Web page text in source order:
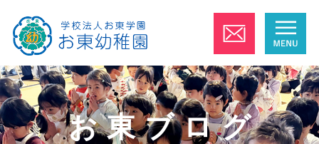
お東ブログ